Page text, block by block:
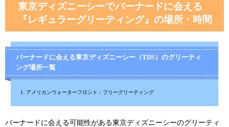
東京ディズニーシーでバーナードに会える
『レギュラーグリーティング』の場所・時間
バーナードに会える東京ディズニーシー（TDS）のグリーティ
ング場所一覧
アメリカンウォーターフロント：フリーグリーティング
バーナードに会える可能性がある東京ディズニーシーのグリーティ